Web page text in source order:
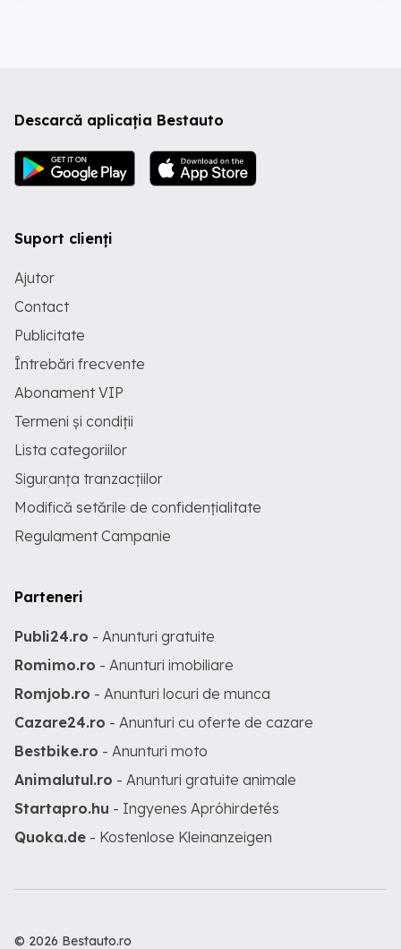
Descarcă aplicația Bestauto
Suport clienți
Ajutor
Contact
Publicitate
Întrebări frecvente
Abonament VIP
Termeni și condiții
Lista categoriilor
Siguranța tranzacțiilor
Modifică setările de confidențialitate
Regulament Campanie
Parteneri
Publi24.ro - Anunturi gratuite
Romimo.ro - Anunturi imobiliare
Romjob.ro - Anunturi locuri de munca
Cazare24.ro - Anunturi cu oferte de cazare
Bestbike.ro - Anunturi moto
Animalutul.ro - Anunturi gratuite animale
Startapro.hu - Ingyenes Apróhirdetés
Quoka.de - Kostenlose Kleinanzeigen
© 2026 Bestauto.ro